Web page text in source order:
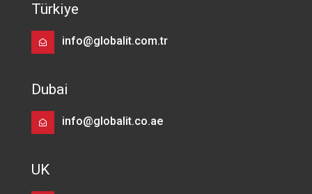
Türkiye
info@globalit.com.tr
Dubai
info@globalit.co.ae
UK